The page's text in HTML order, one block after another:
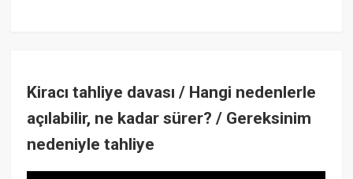
Kiracı tahliye davası / Hangi nedenlerle
açılabilir, ne kadar sürer? / Gereksinim
nedeniyle tahliye